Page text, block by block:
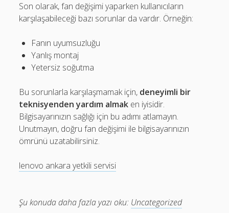
Son olarak, fan değişimi yaparken kullanıcıların
karşılaşabileceği bazı sorunlar da vardır. Örneğin:
Fanın uyumsuzluğu
Yanlış montaj
Yetersiz soğutma
Bu sorunlarla karşılaşmamak için, deneyimli bir
teknisyenden yardım almak en iyisidir.
Bilgisayarınızın sağlığı için bu adımı atlamayın.
Unutmayın, doğru fan değişimi ile bilgisayarınızın
ömrünü uzatabilirsiniz.
lenovo ankara yetkili servisi
Şu konuda daha fazla yazı oku: Uncategorized